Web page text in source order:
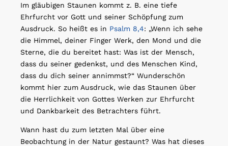
Im gläubigen Staunen kommt z. B. eine tiefe
Ehrfurcht vor Gott und seiner Schöpfung zum
Ausdruck. So heißt es in Psalm 8,4: „Wenn ich sehe
die Himmel, deiner Finger Werk, den Mond und die
Sterne, die du bereitet hast: Was ist der Mensch,
dass du seiner gedenkst, und des Menschen Kind,
dass du dich seiner annimmst?“ Wunderschön
kommt hier zum Ausdruck, wie das Staunen über
die Herrlichkeit von Gottes Werken zur Ehrfurcht
und Dankbarkeit des Betrachters führt.
Wann hast du zum letzten Mal über eine
Beobachtung in der Natur gestaunt? Was hat dieses